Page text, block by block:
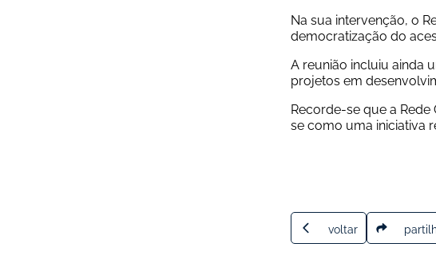
Na sua intervenção, o
democratização do
A reunião incluiu ainda
projetos em
Recorde-se que a
se como uma iniciativa
voltar